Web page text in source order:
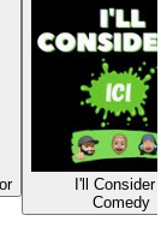
I'll Consider
Comedy